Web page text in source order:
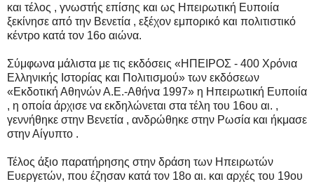
και τέλος , γνωστής επίσης και ως Ηπειρωτική Ευποιία
ξεκίνησε από την Βενετία , εξέχον εμπορικό και πολιτιστικό
κέντρο κατά τον 16ο αιώνα.
Σύμφωνα μάλιστα με τις εκδόσεις «ΗΠΕΙΡΟΣ - 400 Χρόνια
Ελληνικής Ιστορίας και Πολιτισμού» των εκδόσεων
«Εκδοτική Αθηνών Α.Ε.-Αθήνα 1997» η Ηπειρωτική Ευποιία
, η οποία άρχισε να εκδηλώνεται στα τέλη του 16ου αι. ,
γεννήθηκε στην Βενετία , ανδρώθηκε στην Ρωσία και ήκμασε
στην Αίγυπτο .
Τέλος άξιο παρατήρησης στην δράση των Ηπειρωτών
Ευεργετών, που έζησαν κατά τον 18ο αι. και αρχές του 19ου